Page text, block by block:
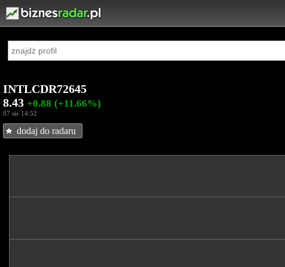
INTLCDR72645
8.43 +0.88 (+11.66%)
07 sie 14:52
dodaj do radaru